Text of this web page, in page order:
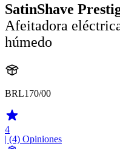
SatinShave
Afeitadora
húmedo
BRL170/00
4
| (4) Opiniones